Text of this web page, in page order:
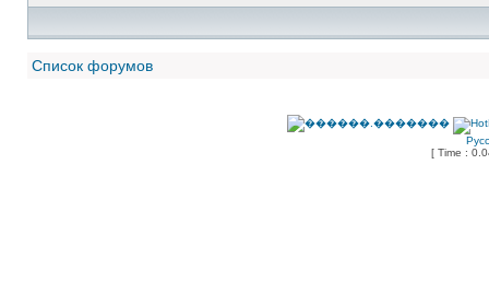
Список форумов
[ Time :